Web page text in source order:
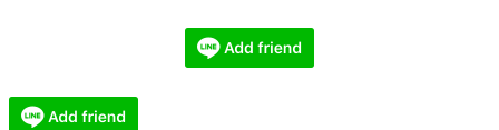
ชิ้น